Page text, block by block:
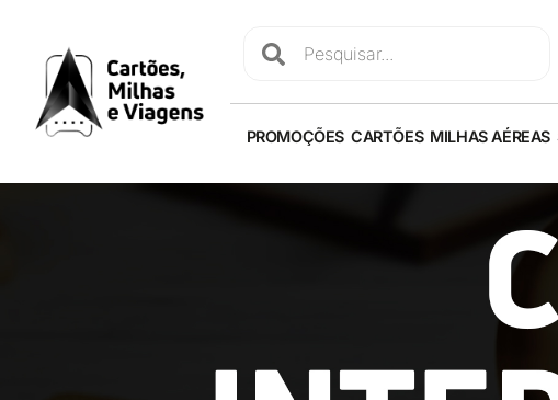
PROMOÇÕES CARTÕES MILHAS AÉREAS